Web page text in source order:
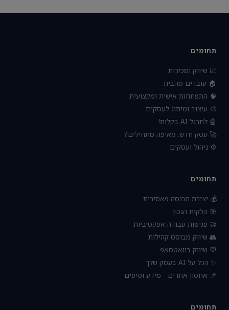
תחומים
📈 שיווק ומכירות
🏠 עובדים מהבית
🧠 התפתחות אישית ומקצועית
🎨 עיצוב ומיתוג לעסקים
🤖 לתרגל AI בקלות!
🚀 עסק חדש: מאיפה מתחילים?
⚙️ ניהול ועסקים
תחומים
💰 יצירת הכנסה פאסיבית
🎯 הלקוח הנכון
🤝 פגישות עבודה אפקטיביות
👥 שיווק מבוסס קהילות
💬 שיווק בוואטסאפ
✨ הכל על AI בעסק שלך
📌 אחסון אתרים - מידע וטיפים
תחומים